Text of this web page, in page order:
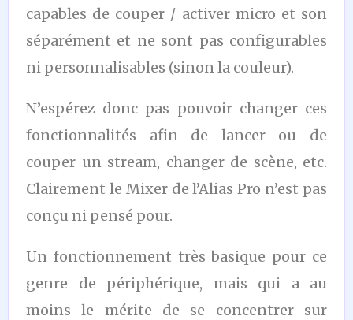
capables de couper / activer micro et son
séparément et ne sont pas configurables
ni personnalisables (sinon la couleur).
N’espérez donc pas pouvoir changer ces
fonctionnalités afin de lancer ou de
couper un stream, changer de scène, etc.
Clairement le Mixer de l’Alias Pro n’est pas
conçu ni pensé pour.
Un fonctionnement très basique pour ce
genre de périphérique, mais qui a au
moins le mérite de se concentrer sur